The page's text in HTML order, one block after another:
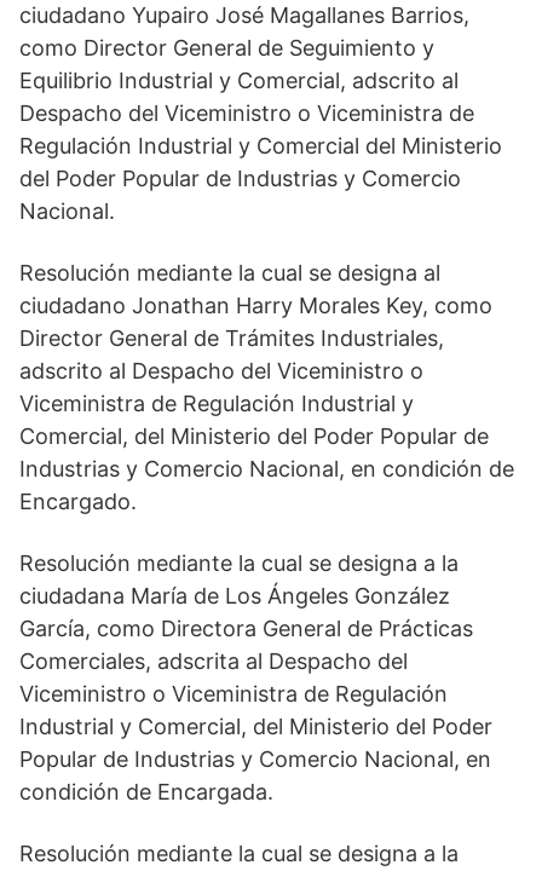
ciudadano Yupairo José Magallanes Barrios,
como Director General de Seguimiento y
Equilibrio Industrial y Comercial, adscrito al
Despacho del Viceministro o Viceministra de
Regulación Industrial y Comercial del Ministerio
del Poder Popular de Industrias y Comercio
Nacional.
Resolución mediante la cual se designa al
ciudadano Jonathan Harry Morales Key, como
Director General de Trámites Industriales,
adscrito al Despacho del Viceministro o
Viceministra de Regulación Industrial y
Comercial, del Ministerio del Poder Popular de
Industrias y Comercio Nacional, en condición de
Encargado.
Resolución mediante la cual se designa a la
ciudadana María de Los Ángeles González
García, como Directora General de Prácticas
Comerciales, adscrita al Despacho del
Viceministro o Viceministra de Regulación
Industrial y Comercial, del Ministerio del Poder
Popular de Industrias y Comercio Nacional, en
condición de Encargada.
Resolución mediante la cual se designa a la